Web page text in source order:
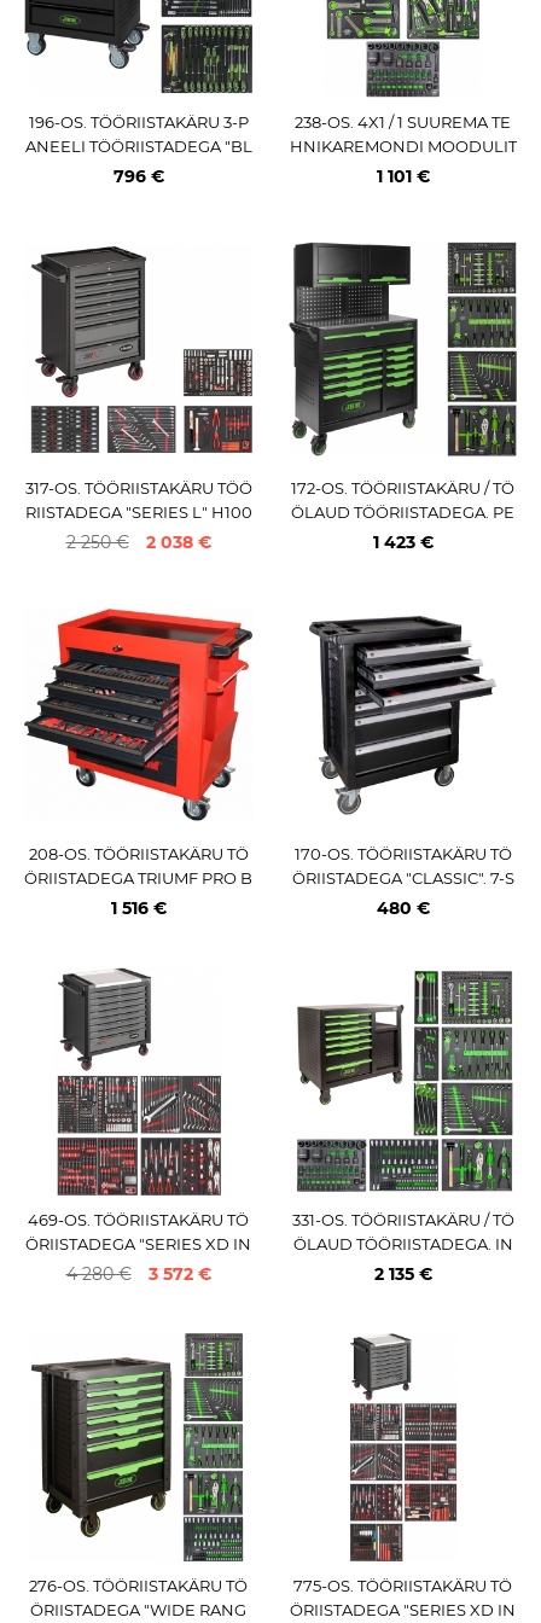
196-OS. TÖÖRIISTAKÄRU 3-P
ANEELI TÖÖRIISTADEGA "BL
ACK EDITION" H1020MM JB
796 €
238-OS. 4X1 / 1 SUUREMA TE
HNIKAREMONDI MOODULIT
E STARDIKOMPLEKT PU-PAN
1 101 €
317-OS. TÖÖRIISTAKÄRU TÖÖ
RIISTADEGA "SERIES L" H100
2MM ERGONOMIC VIGOR
2 250 € 2 038 €
172-OS. TÖÖRIISTAKÄRU / TÖ
ÖLAUD TÖÖRIISTADEGA. PE
RFOSEINAGA / ÜLAKAPIGA. I
1 423 €
208-OS. TÖÖRIISTAKÄRU TÖ
ÖRIISTADEGA TRIUMF PRO B
ASIC
1 516 €
170-OS. TÖÖRIISTAKÄRU TÖ
ÖRIISTADEGA "CLASSIC". 7-S
AHTLIT M+
480 €
469-OS. TÖÖRIISTAKÄRU TÖ
ÖRIISTADEGA "SERIES XD IN
OX" H1017MM ERGONOMIC
4 280 € 3 572 €
331-OS. TÖÖRIISTAKÄRU / TÖ
ÖLAUD TÖÖRIISTADEGA. IN
OX LAUAGA JBM
2 135 €
276-OS. TÖÖRIISTAKÄRU TÖ
ÖRIISTADEGA "WIDE RANG
775-OS. TÖÖRIISTAKÄRU TÖ
ÖRIISTADEGA "SERIES XD IN